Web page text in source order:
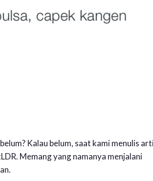
Kalau belum, saat kami menulis
Memang yang namanya menjalani